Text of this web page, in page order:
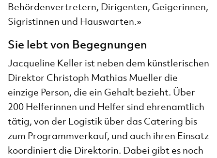
Behördenvertretern, Dirigenten, Geigerinnen,
Sigristinnen und Hauswarten.»
Sie lebt von Begegnungen
Jacqueline Keller ist neben dem künstlerischen
Direktor Christoph Mathias Mueller die
einzige Person, die ein Gehalt bezieht. Über
200 Helferinnen und Helfer sind ehrenamtlich
tätig, von der Logistik über das Catering bis
zum Programmverkauf, und auch ihren Einsatz
koordiniert die Direktorin. Dabei gibt es noch